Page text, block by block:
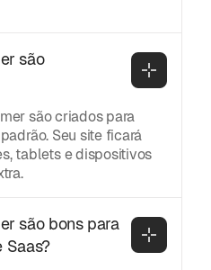
são
são criados para
Seu site ficará
tablets e dispositivos
são bons para
Saas?